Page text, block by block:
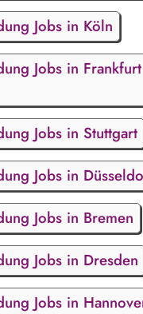
Jobs in Köln
Jobs in Frankfurt
Jobs in Stuttgart
Jobs in
Jobs in Bremen
Jobs in Dresden
Jobs in